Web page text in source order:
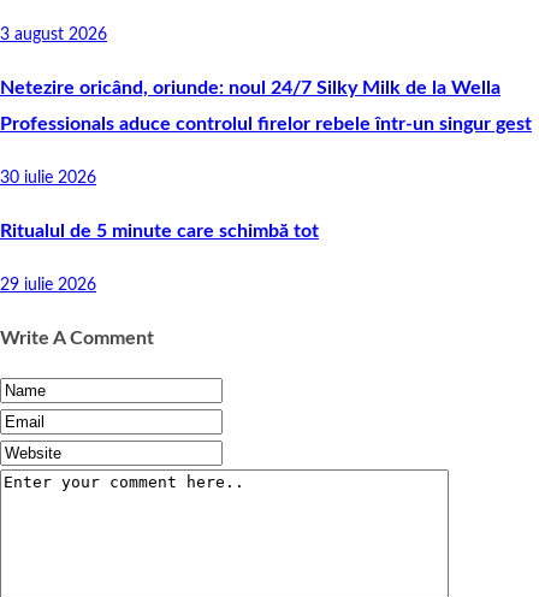
3 august 2026
Netezire oricând, oriunde: noul 24/7 Silky Milk de la Wella
Professionals aduce controlul firelor rebele într-un singur gest
30 iulie 2026
Ritualul de 5 minute care schimbă tot
29 iulie 2026
Write A Comment